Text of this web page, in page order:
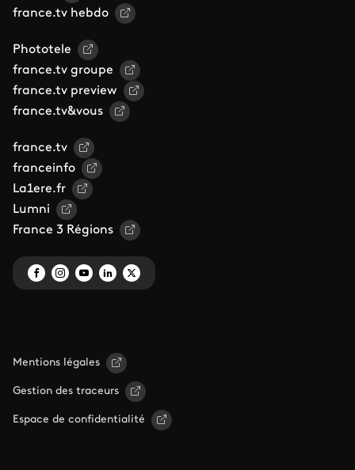
france.tv hebdo
Phototele
france.tv groupe
france.tv preview
france.tv&vous
france.tv
franceinfo
La1ere.fr
Lumni
France 3 Régions
Mentions légales
Gestion des traceurs
Espace de confidentialité